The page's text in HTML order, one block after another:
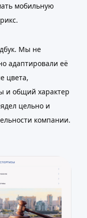
мобильную
Мы не
адаптировали её
цвета,
и общий характер
цельно и
компании.